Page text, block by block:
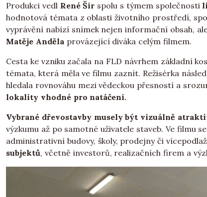
Produkci vedl René Šír spolu s týmem společnosti
hodnotová témata z oblasti životního prostředí,
vyprávění nabízí snímek nejen informační obsah,
Matěje Andělaprovázející diváka celým filmem.
Cesta ke vzniku začala na FLD návrhem základní
témata, která měla ve filmu zaznít. Režisérka
hledala rovnováhu mezi vědeckou přesností a
lokality vhodné pro natáčení.
Vybrané dřevostavby musely být vizuálně
výzkumu až po samotné uživatele staveb. Ve filmu
administrativní budovy, školy, prodejny či
subjektů, včetně investorů, realizačních firem a